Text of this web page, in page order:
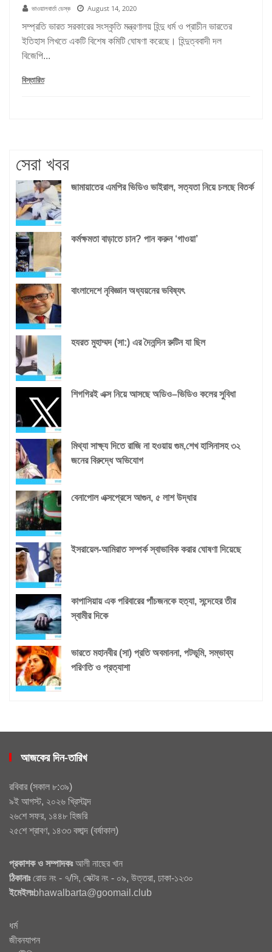
ভাওয়ালবার্তা ডেস্ক August 14, 2020
সম্প্রতি ভারত সরকারের সংস্কৃতি মন্ত্রণালয় হিন্দু ধর্ম ও প্রাচীন ভারতের
ইতিহাস লিখতে একটি বিশেষ কমিটি ঘোষণা করেছে। হিন্দুত্ববাদী দল
বিজেপি...
বিস্তারিত
সেরা খবর
জামায়াতের এমপির ভিডিও ভাইরাল, সত্যতা নিয়ে চলছে বিতর্ক
কর্মক্ষমতা বাড়াতে চান? পান করুন ‘গাওয়া’
বাংলাদেশে নৃবিজ্ঞান অধ্যয়নের ভবিষ্যৎ
হযরত মুহাম্মদ (সা:) এর দৈনন্দিন রুটিন যা ছিল
শিগগিরই এক্স নিয়ে আসছে অডিও‌‌–ভিডিও কলের সুবিধা
মিথ্যা সাক্ষ্য দিতে রাজি না হওয়ায় গুম,শেখ হাসিনাসহ ৩২
জনের বিরুদ্ধে অভিযোগ
বেনাপোল এক্সপ্রেসে আগুন, ৫ লাশ উদ্ধার
ইসরায়েল-আমিরাত সম্পর্ক স্বাভাবিক করার ঘোষণা দিয়েছে
কাপাসিয়ায় এক পরিবারের পাঁচজনকে হত্যা, সন্দেহের তীর
স্বামীর দিকে
ভারতে মহানবীর (সা) প্রতি অবমাননা, পটভূমি, সম্ভাব্য
পরিণতি ও প্রত্যাশা
আজকের দিন-তারিখ
রবিবার(সকাল ৮:৩৯)
৯ই আগস্ট, ২০২৬ খ্রিস্টাব্দ
২৬শে সফর, ১৪৪৮ হিজরি
২৫শে শ্রাবণ, ১৪৩৩ বঙ্গাব্দ (বর্ষাকাল)
প্রকাশক ও সম্পাদকঃআলী নাছের খান
ঠিকানাঃরোড নং - ৭/সি, সেক্টর নং - ০৯, উত্তরা, ঢাকা-১২৩০
ইমেইলঃbhawalbarta@goomail.club
ধর্ম
জীবনযাপন